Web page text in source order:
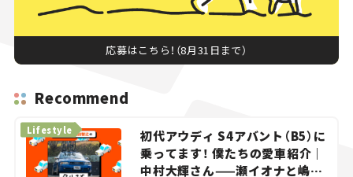
応募はこちら！（8月31日まで）
Recommend
初代アウディ S4アバント（B5）に
乗ってます！ 僕たちの愛車紹介｜
中村大輝さん——瀬イオナと嶋田
Lifestyle